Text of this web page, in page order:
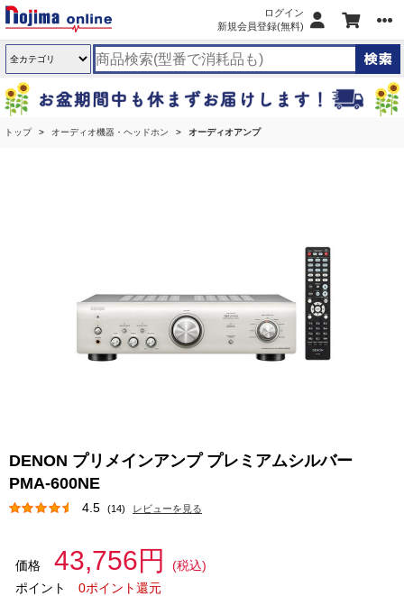
ログイン
新規会員登録(無料)
トップ オーディオ機器・ヘッドホン オーディオアンプ
DENON プリメインアンプ プレミアムシルバー
PMA-600NE
4.5 (14) レビューを見る
価格 43,756円
(税込)
ポイント
0ポイント還元